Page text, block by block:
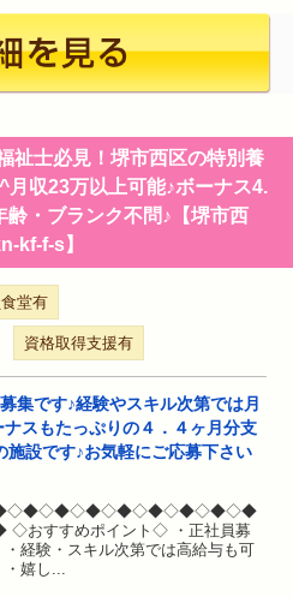
祉士必見！堺市西区の特別養
収23万以上可能♪ボーナス4.
・ブランク不問♪【堺市西
kf-f-s】
堂有
資格取得支援有
集です♪経験やスキル次第では月
スもたっぷりの４．４ヶ月分支
施設です♪お気軽にご応募下さい
おすすめポイント◇ ・正社員募
・経験・スキル次第では高給与も可
・嬉し